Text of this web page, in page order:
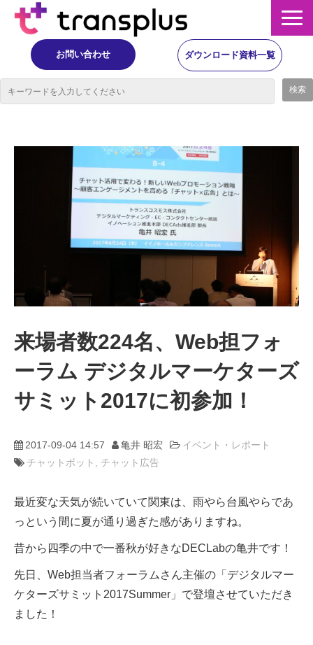
お問い合わせ ダウンロード資料一覧
イベント・レポート
ニュース
事例
動画
trans-DXプロデューサー
来場者数224名、Web担フォ
ーラム デジタルマーケターズ
サミット2017に初参加！
2017-09-04 14:57 亀井 昭宏
イベント・レポート
チャットボット
チャット広告
最近変な天気が続いていて関東は、雨やら台風やらであ
っという間に夏が通り過ぎた感がありますね。
昔から四季の中で一番秋が好きなDECLabの亀井です！
先日、Web担当者フォーラムさん主催の「デジタルマー
ケターズサミット2017Summer」で登壇させていただき
ました！